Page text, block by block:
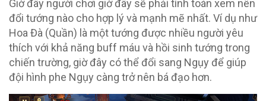
Giờ đây người chơi giờ đây sẽ phải tính toán xem nên
đổi tướng nào cho hợp lý và mạnh mẽ nhất. Ví dụ như
Hoa Đà (Quần) là một tướng được nhiều người yêu
thích với khả năng buff máu và hồi sinh tướng trong
chiến trường, giờ đây có thể đổi sang Ngụy để giúp
đội hình phe Ngụy càng trở nên bá đạo hơn.